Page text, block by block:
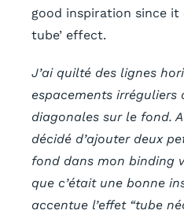
good inspiration since it
tube’ effect.
J’ai quilté des lignes
espacements irréguliers
diagonales sur le fond.
décidé d’ajouter deux
fond dans mon binding
que c’était une bonne
accentue l’effet “tube